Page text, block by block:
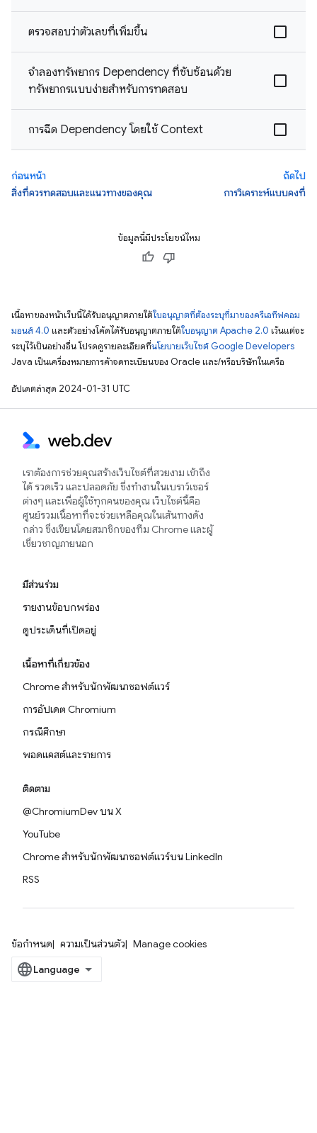
ตรวจสอบว่าตัวเลขที่เพิ่มขึ้น
จำลองทรัพยากร Dependency ที่ซับซ้อนด้วย
ทรัพยากรแบบง่ายสำหรับการทดสอบ
การฉีด Dependency โดยใช้ Context
ก่อนหน้า
สิ่งที่ควรทดสอบและแนวทางของคุณ
ถัดไป
การวิเคราะห์แบบคงที่
ข้อมูลนี้มีประโยชน์ไหม
เนื้อหาของหน้าเว็บนี้ได้รับอนุญาตภายใต้ใบอนุญาตที่ต้องระบุที่มาของครีเอทีฟคอม
มอนส์ 4.0 และตัวอย่างโค้ดได้รับอนุญาตภายใต้ใบอนุญาต Apache 2.0 เว้นแต่จะ
ระบุไว้เป็นอย่างอื่น โปรดดูรายละเอียดที่นโยบายเว็บไซต์ Google Developers
Java เป็นเครื่องหมายการค้าจดทะเบียนของ Oracle และ/หรือบริษัทในเครือ
อัปเดตล่าสุด 2024-01-31 UTC
เราต้องการช่วยคุณสร้างเว็บไซต์ที่สวยงาม เข้าถึง
ได้ รวดเร็ว และปลอดภัย ซึ่งทำงานในเบราว์เซอร์
ต่างๆ และเพื่อผู้ใช้ทุกคนของคุณ เว็บไซต์นี้คือ
ศูนย์รวมเนื้อหาที่จะช่วยเหลือคุณในเส้นทางดัง
กล่าว ซึ่งเขียนโดยสมาชิกของทีม Chrome และผู้
เชี่ยวชาญภายนอก
มีส่วนร่วม
รายงานข้อบกพร่อง
ดูประเด็นที่เปิดอยู่
เนื้อหาที่เกี่ยวข้อง
Chrome สำหรับนักพัฒนาซอฟต์แวร์
การอัปเดต Chromium
กรณีศึกษา
พอดแคสต์และรายการ
ติดตาม
@ChromiumDev บน X
YouTube
Chrome สำหรับนักพัฒนาซอฟต์แวร์บน LinkedIn
RSS
ข้อกำหนด ความเป็นส่วนตัว Manage cookies